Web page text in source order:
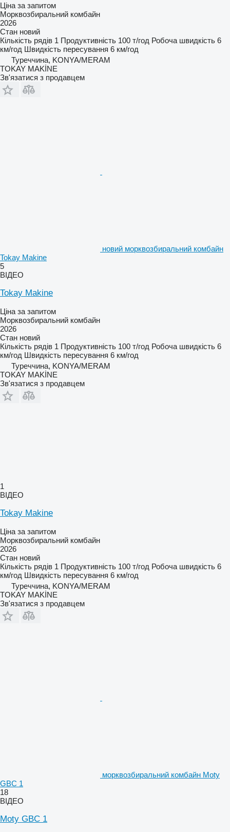
Ціна за запитом
Морквозбиральний комбайн
2026
Стан новий
Кількість рядів 1 Продуктивність 100 т/год Робоча швидкість 6
км/год Швидкість пересування 6 км/год
Туреччина, KONYA/MERAM
TOKAY MAKİNE
Зв'язатися з продавцем
новий морквозбиральний комбайн
Tokay Makine
5
ВІДЕО
Tokay Makine
Ціна за запитом
Морквозбиральний комбайн
2026
Стан новий
Кількість рядів 1 Продуктивність 100 т/год Робоча швидкість 6
км/год Швидкість пересування 6 км/год
Туреччина, KONYA/MERAM
TOKAY MAKİNE
Зв'язатися з продавцем
1
ВІДЕО
Tokay Makine
Ціна за запитом
Морквозбиральний комбайн
2026
Стан новий
Кількість рядів 1 Продуктивність 100 т/год Робоча швидкість 6
км/год Швидкість пересування 6 км/год
Туреччина, KONYA/MERAM
TOKAY MAKİNE
Зв'язатися з продавцем
морквозбиральний комбайн Moty
GBC 1
18
ВІДЕО
Moty GBC 1